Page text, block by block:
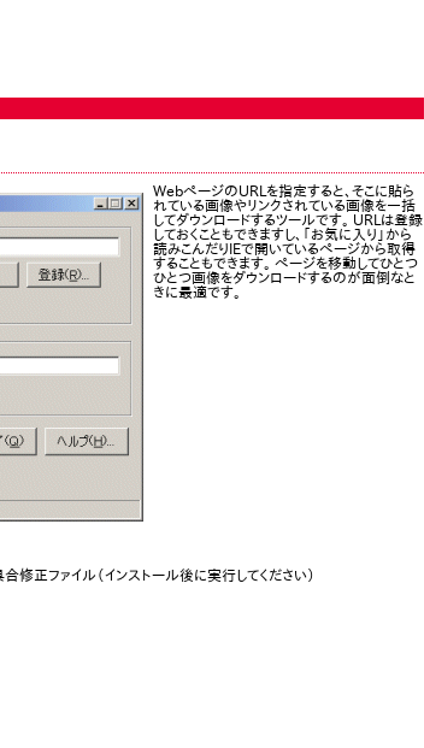
WebページのURLを指定すると、そこに貼ら
れている画像やリンクされている画像を一括
してダウンロードするツールです。 URLは登録
しておくこともできますし、「お気に入り」から
読みこんだりIEで開いているページから取得
することもできます。 ページを移動してひとつ
ひとつ画像をダウンロードするのが面倒なと
きに最適です。
修正ファイル（インストール後に実行してください）